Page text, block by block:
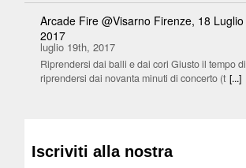
Arcade Fire @Visarno Firenze, 18 Luglio
2017
luglio 19th, 2017
Riprendersi dai balli e dai cori Giusto il tempo di
riprendersi dai novanta minuti di concerto (t [...]
Iscriviti alla nostra